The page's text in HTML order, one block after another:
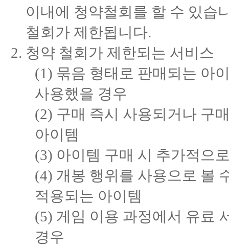
이내에 청약철회를 할 수 있습
철회가 제한됩니다.
청약 철회가 제한되는 서비스
(1) 묶음 형태로 판매되는 아
사용했을 경우
(2) 구매 즉시 사용되거나 구
아이템
(3) 아이템 구매 시 추가적으
(4) 개봉 행위를 사용으로 볼
적용되는 아이템
(5) 게임 이용 과정에서 유료
경우